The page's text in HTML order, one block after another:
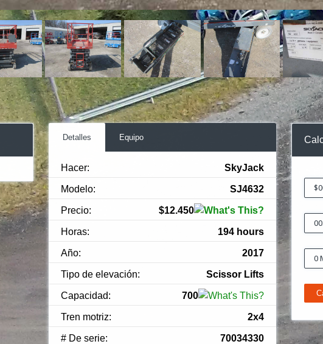
Detalles Equipo
Hacer: SkyJack
Modelo: SJ4632
Precio: $12.450
Horas: 194 hours
Año: 2017
Tipo de elevación: Scissor Lifts
Capacidad: 700
Tren motriz: 2x4
# De serie: 70034330